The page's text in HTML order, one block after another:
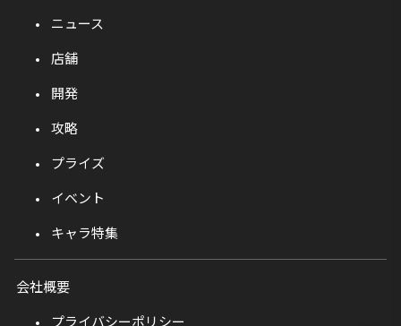
ニュース
店舗
開発
攻略
プライズ
イベント
キャラ特集
会社概要
プライバシーポリシー